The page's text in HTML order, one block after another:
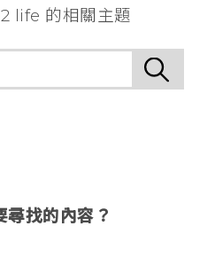
life 的相關主題
尋找的內容？